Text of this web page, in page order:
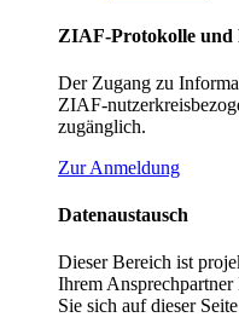
ZIAF-Protokolle und
Der Zugang zu
ZIAF-
zugänglich.
Zur Anmeldung
Datenaustausch
Dieser Bereich ist
Ihrem
Sie sich auf dieser